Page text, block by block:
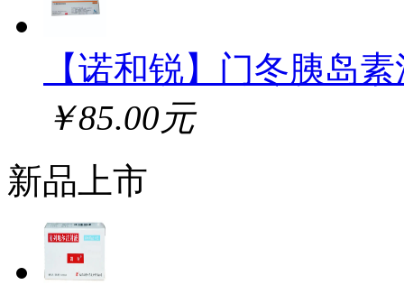
【诺和锐】门冬胰岛
￥85.00元
新品上市